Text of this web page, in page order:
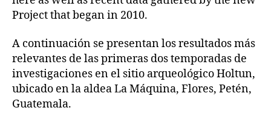
Project that began in 2010.
A continuación se presentan los resultados más
relevantes de las primeras dos temporadas de
investigaciones en el sitio arqueológico Holtun,
ubicado en la aldea La Máquina, Flores, Petén,
Guatemala.